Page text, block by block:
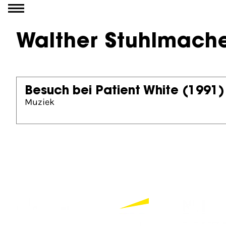
Go to content
Walther
Besuch bei Patient White (1991)
Muziek